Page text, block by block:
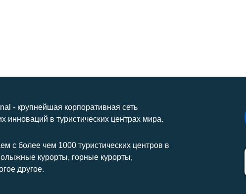
- крупнейшая корпоративная сеть
инноваций в туристических центрах мира.
с более чем 1000 туристических центров в
курорты, горные курорты,
другое.